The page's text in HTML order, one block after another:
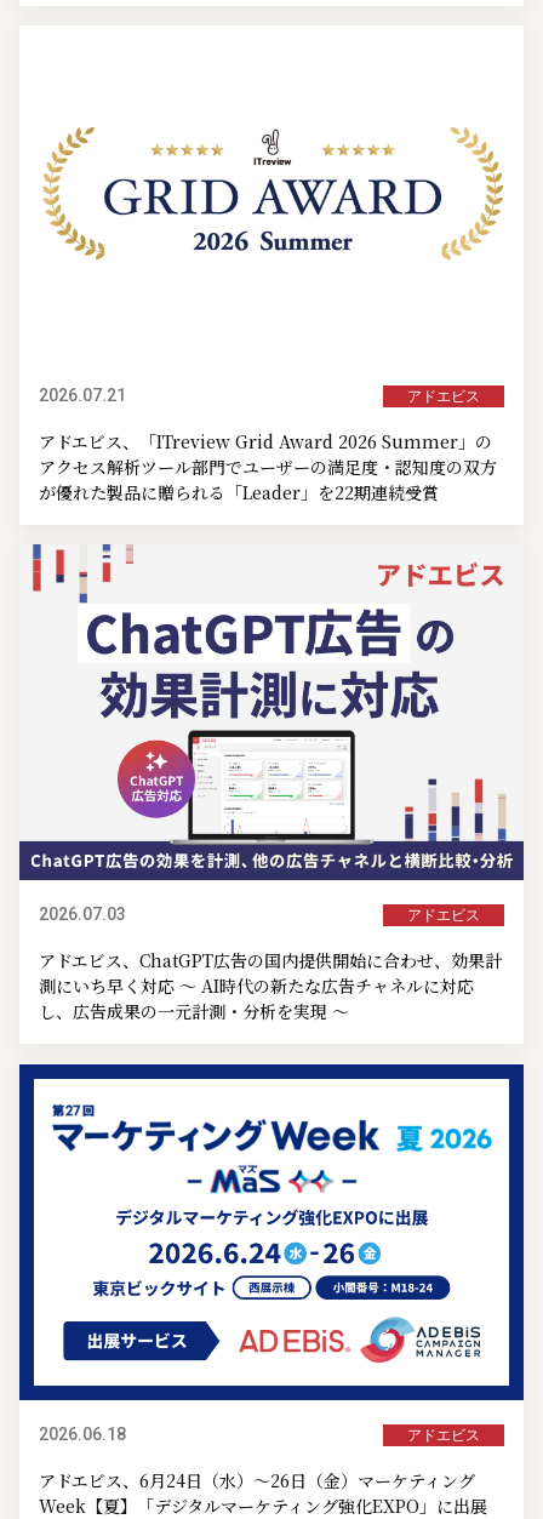
2026.07.21 アドエビス
アドエビス、「ITreview Grid Award 2026 Summer」の
アクセス解析ツール部門でユーザーの満足度・認知度の双方
が優れた製品に贈られる「Leader」を22期連続受賞
2026.07.03 アドエビス
アドエビス、ChatGPT広告の国内提供開始に合わせ、効果計
測にいち早く対応 ～ AI時代の新たな広告チャネルに対応
し、広告成果の一元計測・分析を実現 ～
2026.06.18 アドエビス
アドエビス、6月24日（水）～26日（金）マーケティング
Week【夏】「デジタルマーケティング強化EXPO」に出展